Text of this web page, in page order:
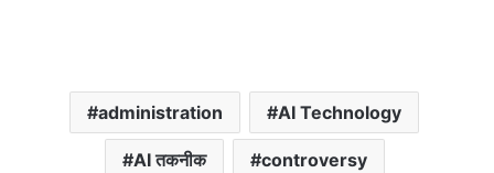
administration AI Technology
AI तकनीक controversy